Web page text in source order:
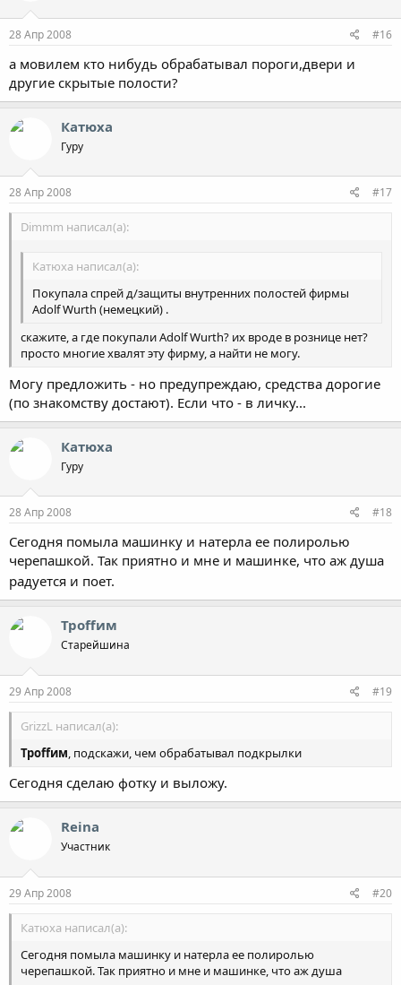
28 Апр 2008 #16
а мовилем кто нибудь обрабатывал пороги,двери и
другие скрытые полости?
Катюха
Гуру
28 Апр 2008 #17
Dimmm написал(а):
Катюха написал(а):
Покупала спрей д/защиты внутренних полостей фирмы
Adolf Wurth (немецкий) .
скажите, а где покупали Adolf Wurth? их вроде в рознице нет?
просто многие хвалят эту фирму, а найти не могу.
Могу предложить - но предупреждаю, средства дорогие
(по знакомству достают). Если что - в личку...
Катюха
Гуру
28 Апр 2008 #18
Сегодня помыла машинку и натерла ее полиролью
черепашкой. Так приятно и мне и машинке, что аж душа
радуется и поет.
Троffим
Старейшина
29 Апр 2008 #19
GrizzL написал(а):
Троffим , подскажи, чем обрабатывал подкрылки
Сегодня сделаю фотку и выложу.
Reina
Участник
29 Апр 2008 #20
Катюха написал(а):
Сегодня помыла машинку и натерла ее полиролью
черепашкой. Так приятно и мне и машинке, что аж душа